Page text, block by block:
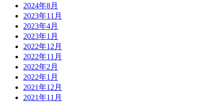
2024年8月
2023年11月
2023年4月
2023年1月
2022年12月
2022年11月
2022年2月
2022年1月
2021年12月
2021年11月